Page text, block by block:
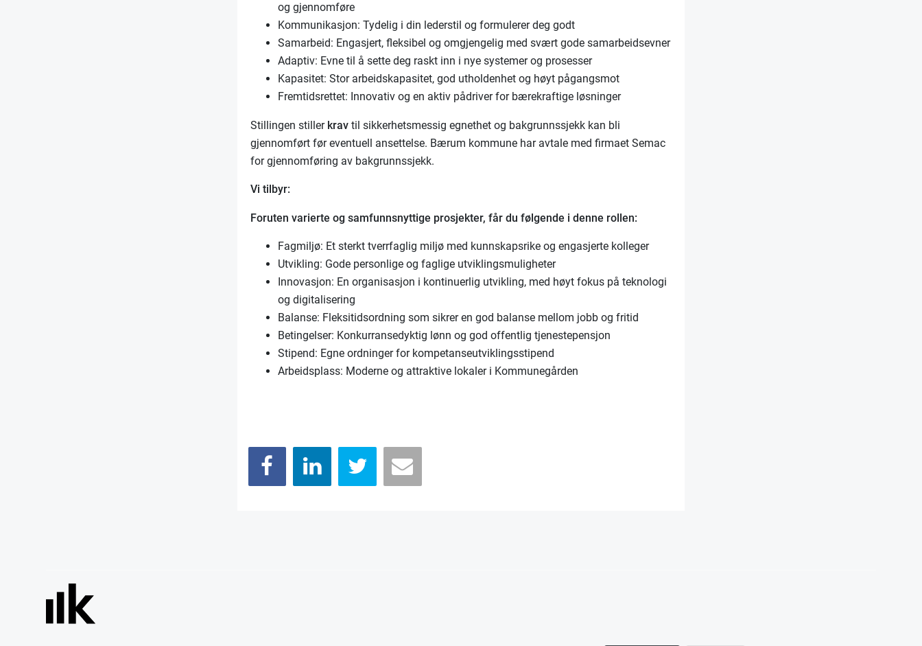
og gjennomføre
Kommunikasjon: Tydelig i din lederstil og formulerer deg godt
Samarbeid: Engasjert, fleksibel og omgjengelig med svært gode samarbeidsevner
Adaptiv: Evne til å sette deg raskt inn i nye systemer og prosesser
Kapasitet: Stor arbeidskapasitet, god utholdenhet og høyt pågangsmot
Fremtidsrettet: Innovativ og en aktiv pådriver for bærekraftige løsninger
Stillingen stiller kravtil sikkerhetsmessig egnethet og bakgrunnssjekk kan bli
gjennomført før eventuell ansettelse. Bærum kommune har avtale med firmaet Semac
for gjennomføring av bakgrunnssjekk.
Vi tilbyr:
Foruten varierte og samfunnsnyttige prosjekter, får du følgende i denne rollen:
Fagmiljø: Et sterkt tverrfaglig miljø med kunnskapsrike og engasjerte kolleger
Utvikling: Gode personlige og faglige utviklingsmuligheter
Innovasjon: En organisasjon i kontinuerlig utvikling, med høyt fokus på teknologi
og digitalisering
Balanse: Fleksitidsordning som sikrer en god balanse mellom jobb og fritid
Betingelser: Konkurransedyktig lønn og god offentlig tjenestepensjon
Stipend: Egne ordninger for kompetanseutviklingsstipend
Arbeidsplass: Moderne og attraktive lokaler i Kommunegården